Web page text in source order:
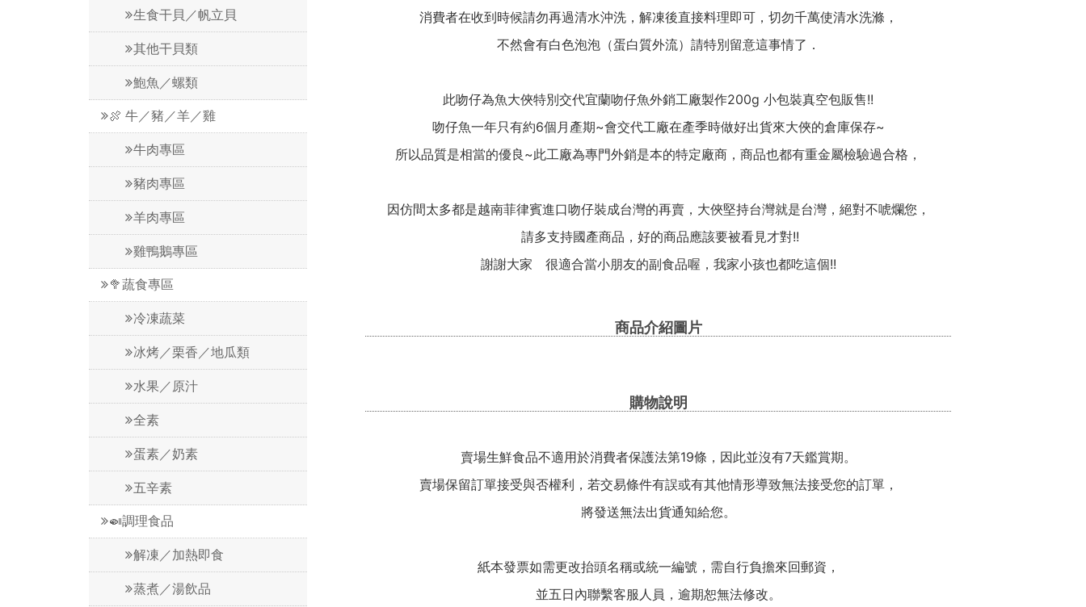
生食干貝／帆立貝
其他干貝類
鮑魚／螺類
🍖 牛／豬／羊／雞
牛肉專區
豬肉專區
羊肉專區
雞鴨鵝專區
🥦蔬食專區
冷凍蔬菜
冰烤／栗香／地瓜類
水果／原汁
全素
蛋素／奶素
五辛素
🍛調理食品
解凍／加熱即食
蒸煮／湯飲品
消費者在收到時候請勿再過清水沖洗，解凍後直接料理即可，切勿千萬使清水洗滌，
不然會有白色泡泡（蛋白質外流）請特別留意這事情了．
此吻仔為魚大俠特別交代宜蘭吻仔魚外銷工廠製作200g 小包裝真空包販售!!
吻仔魚一年只有約6個月產期~會交代工廠在產季時做好出貨來大俠的倉庫保存~
所以品質是相當的優良~此工廠為專門外銷是本的特定廠商，商品也都有重金屬檢驗過合格，
因仿間太多都是越南菲律賓進口吻仔裝成台灣的再賣，大俠堅持台灣就是台灣，絕對不唬爛您，
請多支持國產商品，好的商品應該要被看見才對!!
謝謝大家 很適合當小朋友的副食品喔，我家小孩也都吃這個!!
商品介紹圖片
購物說明
賣場生鮮食品不適用於消費者保護法第19條，因此並沒有7天鑑賞期。
賣場保留訂單接受與否權利，若交易條件有誤或有其他情形導致無法接受您的訂單，
將發送無法出貨通知給您。
紙本發票如需更改抬頭名稱或統一編號，需自行負擔來回郵資，
並五日內聯繫客服人員，逾期恕無法修改。